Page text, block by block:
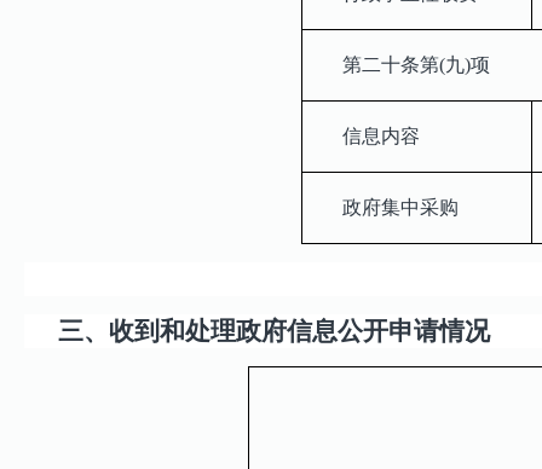
第二十条第(九)项
信息内容
政府集中采购
三、收到和处理政府信息公开申请情况